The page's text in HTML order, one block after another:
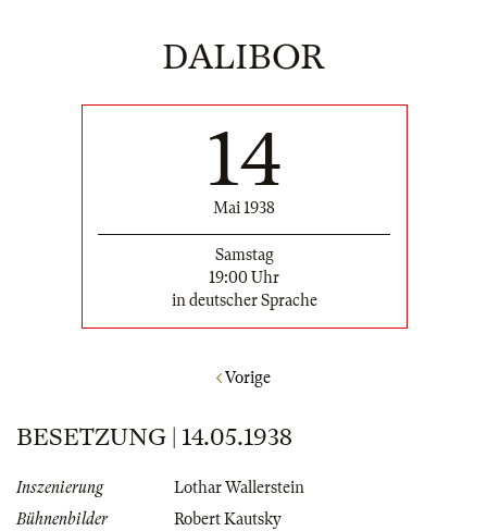
DALIBOR
14
Mai 1938
Samstag
19:00 Uhr
in deutscher Sprache
Vorige
BESETZUNG | 14.05.1938
Inszenierung
Lothar Wallerstein
Bühnenbilder
Robert Kautsky